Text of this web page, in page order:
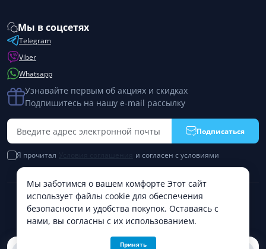
0
Мы в соцсетях
Telegram
Viber
Whatsapp
Узнавайте первым об акциях и скидках
Подпишитесь на нашу e-mail рассылку
Подписаться
Я прочитал и согласен с условиями
Работает наocStore
PremiumPharm © 2026
Мы заботимся о вашем комфорте Этот сайт
использует файлы cookie для обеспечения
безопасности и удобства покупок. Оставаясь с
нами, вы согласны с их использованием.
Принять